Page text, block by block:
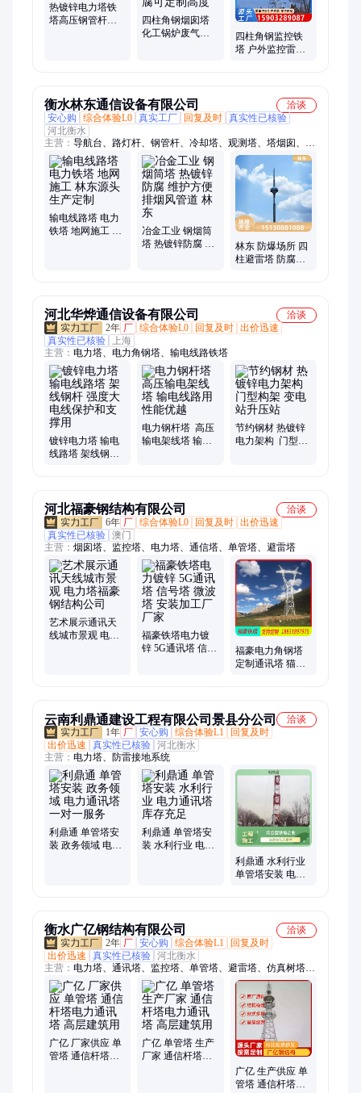
热镀锌电力塔铁
塔高压钢管杆电
四柱角钢烟囱塔
化工锅炉废气烟
四柱角钢监控铁
塔 户外监控雷达
衡水林东通信设备有限公司
洽谈
安心购
综合体验L0 真实工厂 回复及时 真实性已核验
河北衡水
主营： 导航台、路灯杆、钢管杆、冷却塔、观测塔、塔烟囱、铁
塔etc、监控塔、避雷塔、角钢塔、中波塔、通讯塔、电力杆、仿
生塔、烟筒塔、通量塔、etc门架、高速etc、安装etc、pvc填料、
钢结构、热镀锌、led灯头、高杆灯、照明led
输电线路塔 电力
铁塔 地网施工 林
冶金工业 钢烟筒
塔 热镀锌防腐 维
林东 防爆场所 四
柱避雷塔 防腐防
河北华烨通信设备有限公司
洽谈
2年 厂 综合体验L0 回复及时 出价迅速
真实性已核验
上海
主营： 电力塔、电力角钢塔、输电线路铁塔
镀锌电力塔 输电
线路塔 架线钢杆
电力钢杆塔 高压
输电架线塔 输电
节约钢材 热镀锌
电力架构 门型构
河北福豪钢结构有限公司
洽谈
6年 厂 综合体验L0 回复及时 出价迅速
真实性已核验 澳门
主营： 烟囱塔、监控塔、电力塔、通信塔、单管塔、避雷塔
艺术展示通讯天
线城市景观 电力
福豪铁塔电力镀
锌 5G通讯塔 信号
福豪电力角钢塔
定制通讯塔 猫头
云南利鼎通建设工程有限公司景县分公司
洽谈
1年 厂 安心购 综合体验L1
回复及时
出价迅速
真实性已核验 河北衡水
主营： 电力塔、防雷接地系统
利鼎通 单管塔安
装 政务领域 电力
利鼎通 单管塔安
装 水利行业 电力
利鼎通 水利行业
单管塔安装 电力
衡水广亿钢结构有限公司
洽谈
2年 厂 安心购 综合体验L1
回复及时
出价迅速
真实性已核验 河北衡水
主营： 电力塔、通讯塔、监控塔、单管塔、避雷塔、仿真树塔、
防火铁塔、电力架构、消防训练塔
广亿 厂家供应 单
管塔 通信杆塔电
广亿 单管塔 生产
厂家 通信杆塔电
广亿 生产供应 单
管塔 通信杆塔电